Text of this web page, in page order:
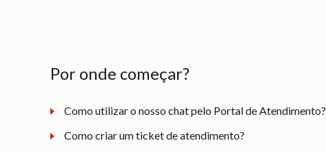
Por onde começar?
Como utilizar o nosso chat pelo Portal de Atendimento?
Como criar um ticket de atendimento?